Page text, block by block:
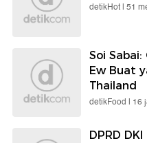
detikHot | 51
Soi
Ew Buat
Thailand
detikFood | 16
DPRD